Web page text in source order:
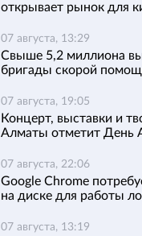
открывает рынок для
07 августа, 13:29
Свыше 5,2 миллиона
бригады скорой
07 августа, 19:05
Концерт, выставки и
Алматы отметит День
07 августа, 22:06
Google Chrome
на диске для работы
07 августа, 13:19